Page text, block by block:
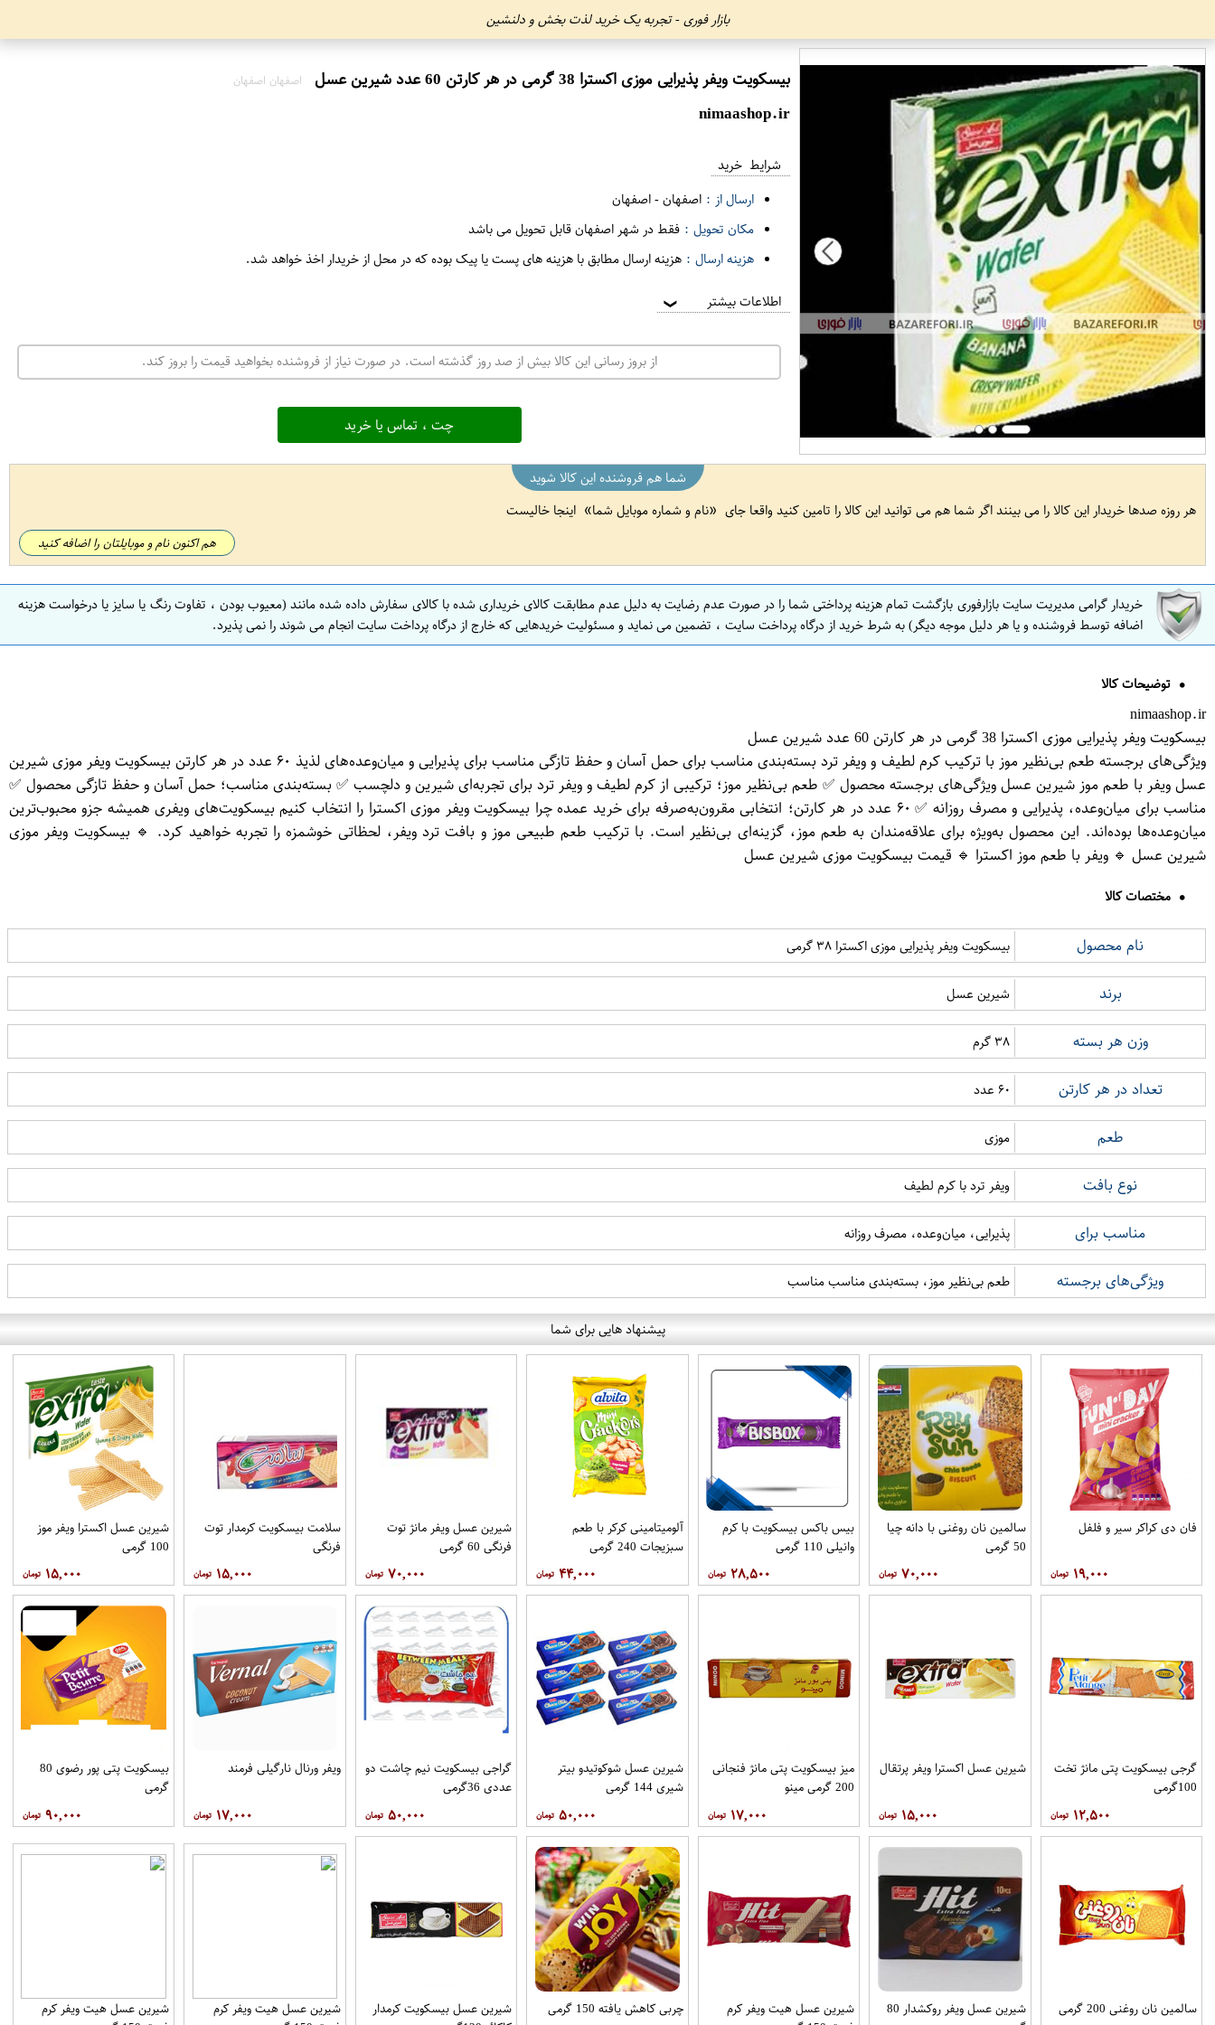
بازار فوری - تجربه یک خرید لذت بخش و دلنشین
بیسکویت ویفر پذیرایی موزی اکسترا 38 گرمی در هر کارتن 60 عدد شیرین عسل اصفهان اصفهان
nimaashop.ir
شرایط خرید
ارسال از : اصفهان-اصفهان
مکان تحویل : فقط در شهر اصفهان قابل تحویل می باشد
هزینه ارسال : هزینه ارسال مطابق با هزینه های پست یا پیک بوده که در محل از خریدار اخذ خواهد شد.
اطلاعات بیشتر ❯
از بروز رسانی این کالا بیش از صد روز گذشته است. در صورت نیاز از فروشنده بخواهید قیمت را بروز کند.
چت ، تماس یا خرید
شما هم فروشنده این کالا شوید
هر روزه صدها خریدار این کالا را می بینند اگر شما هم می توانید این کالا را تامین کنید واقعا جای
نام و شماره موبایل شما اینجا خالیست
هم اکنون نام و موبایلتان را اضافه کنید
خریدار گرامی مدیریت سایت بازارفوری بازگشت تمام هزینه پرداختی شما را در صورت عدم رضایت به دلیل عدم مطابقت کالای خریداری شده با کالای سفارش داده شده مانند (معیوب بودن ، تفاوت رنگ یا سایز یا درخواست هزینه
اضافه توسط فروشنده و یا هر دلیل موجه دیگر) به شرط خرید از درگاه پرداخت سایت ، تضمین می نماید و مسئولیت خریدهایی که خارج از درگاه پرداخت سایت انجام می شوند را نمی پذیرد.
توضیحات کالا
nimaashop.ir
بیسکویت ویفر پذیرایی موزی اکسترا 38 گرمی در هر کارتن 60 عدد شیرین عسل
ویژگی‌های برجسته طعم بی‌نظیر موز با ترکیب کرم لطیف و ویفر ترد بسته‌بندی مناسب برای حمل آسان و حفظ تازگی مناسب برای پذیرایی و میان‌وعده‌های لذیذ ۶۰ عدد در هر کارتن بیسکویت ویفر موزی شیرین
عسل ویفر با طعم موز شیرین عسل ویژگی‌های برجسته محصول ✅ طعم بی‌نظیر موز؛ ترکیبی از کرم لطیف و ویفر ترد برای تجربه‌ای شیرین و دلچسب ✅ بسته‌بندی مناسب؛ حمل آسان و حفظ تازگی محصول ✅
مناسب برای میان‌وعده، پذیرایی و مصرف روزانه ✅ ۶۰ عدد در هر کارتن؛ انتخابی مقرون‌به‌صرفه برای خرید عمده چرا بیسکویت ویفر موزی اکسترا را انتخاب کنیم بیسکویت‌های ویفری همیشه جزو محبوب‌ترین
میان‌وعده‌ها بوده‌اند. این محصول به‌ویژه برای علاقه‌مندان به طعم موز، گزینه‌ای بی‌نظیر است. با ترکیب طعم طبیعی موز و بافت ترد ویفر، لحظاتی خوشمزه را تجربه خواهید کرد. 🔹 بیسکویت ویفر موزی
شیرین عسل 🔹 ویفر با طعم موز اکسترا 🔹 قیمت بیسکویت موزی شیرین عسل
مختصات کالا
نام محصول بیسکویت ویفر پذیرایی موزی اکسترا ۳۸ گرمی
برند شیرین عسل
وزن هر بسته ۳۸ گرم
تعداد در هر کارتن ۶۰ عدد
طعم موزی
نوع بافت ویفر ترد با کرم لطیف
مناسب برای پذیرایی، میان‌وعده، مصرف روزانه
ویژگی‌های برجسته طعم بی‌نظیر موز، بسته‌بندی مناسب مناسب
پیشنهاد هایی برای شما
فان دی کراکر سیر و فلفل
۱۹,۰۰۰
سالمین نان روغنی با دانه چیا
50 گرمی
۷۰,۰۰۰
بیس باکس بیسکویت با کرم
وانیلی 110 گرمی
۲۸,۵۰۰
آلومیتامینی کرکر با طعم
سبزیجات 240 گرمی
۴۴,۰۰۰
شیرین عسل ویفر مانژ توت
فرنگی 60 گرمی
۷۰,۰۰۰
سلامت بیسکویت کرمدار توت
فرنگی
۱۵,۰۰۰
شیرین عسل اکسترا ویفر موز
100 گرمی
۱۵,۰۰۰
گرجی بیسکویت پتی مانژ تخت
100گرمی
۱۲,۵۰۰
شیرین عسل اکسترا ویفر پرتقال
۱۵,۰۰۰
میز بیسکویت پتی مانژ فنجانی
200 گرمی مینو
۱۷,۰۰۰
شیرین عسل شوکوتیدو بیتر
شیری 144 گرمی
۵۰,۰۰۰
گراجی بیسکویت نیم چاشت دو
عددی 36گرمی
۵۰,۰۰۰
ویفر ورنال نارگیلی فرمند
۱۷,۰۰۰
بیسکویت پتی پور رضوی 80
گرمی
۹۰,۰۰۰
سالمین نان روغنی 200 گرمی
شیرین عسل ویفر روکشدار 80
شیرین عسل هیت ویفر کرم
چربی کاهش یافته 150 گرمی
شیرین عسل بیسکویت کرمدار
شیرین عسل هیت ویفر کرم
شیرین عسل هیت ویفر کرم